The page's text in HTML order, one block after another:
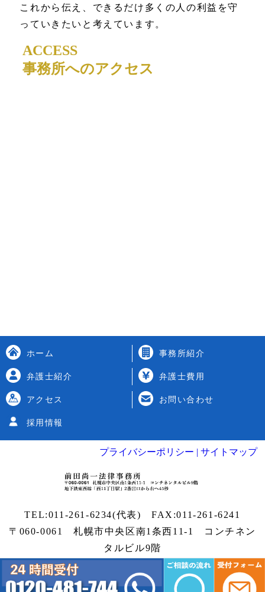
これから伝え、できるだけ多くの人の利益を守
っていきたいと考えています。
ACCESS
事務所へのアクセス
ホーム 事務所紹介
弁護士紹介 弁護士費用
アクセス お問い合わせ
採用情報
プライバシーポリシー | サイトマップ
TEL:011-261-6234(代表) FAX:011-261-6241
〒060-0061 札幌市中央区南1条西11-1
コンチネン
タルビル9階
Copyright札幌弁護士
| 前田尚一法律事務所 All